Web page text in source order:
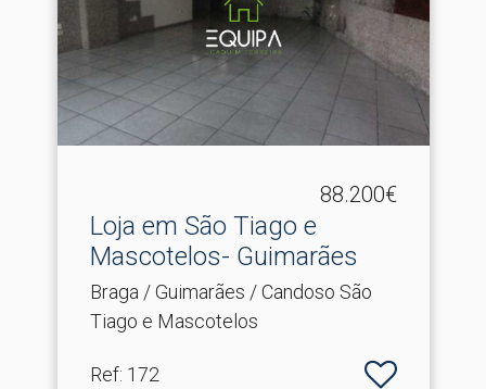
88.200€
Loja em São Tiago e
Mascotelos- Guimarães
Braga / Guimarães / Candoso São
Tiago e Mascotelos
Ref: 172